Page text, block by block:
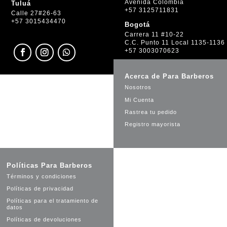
Tuluá
Calle 27#26-63
+57 3015434470
Avenida Colombia
+57 3125711831
Bogotá
Carrera 11 #10-22
C.C. Punto 11 Local 1135-1136
+57 3003070623
Acerca de Para Barberos
Nosotros
Mi Cuenta
Rastrea tu pedido
Registro mayorista
Políticas Para Barberos
Términos y condiciones
Políticas de privacidad
Políticas para el tratamiento de
datos
Políticas de devoluciones